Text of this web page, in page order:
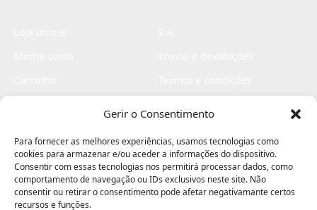
Gerir o Consentimento
Para fornecer as melhores experiências, usamos tecnologias como
cookies para armazenar e/ou aceder a informações do dispositivo.
Consentir com essas tecnologias nos permitirá processar dados, como
comportamento de navegação ou IDs exclusivos neste site. Não
consentir ou retirar o consentimento pode afetar negativamante certos
recursos e funções.
Livro de elogios